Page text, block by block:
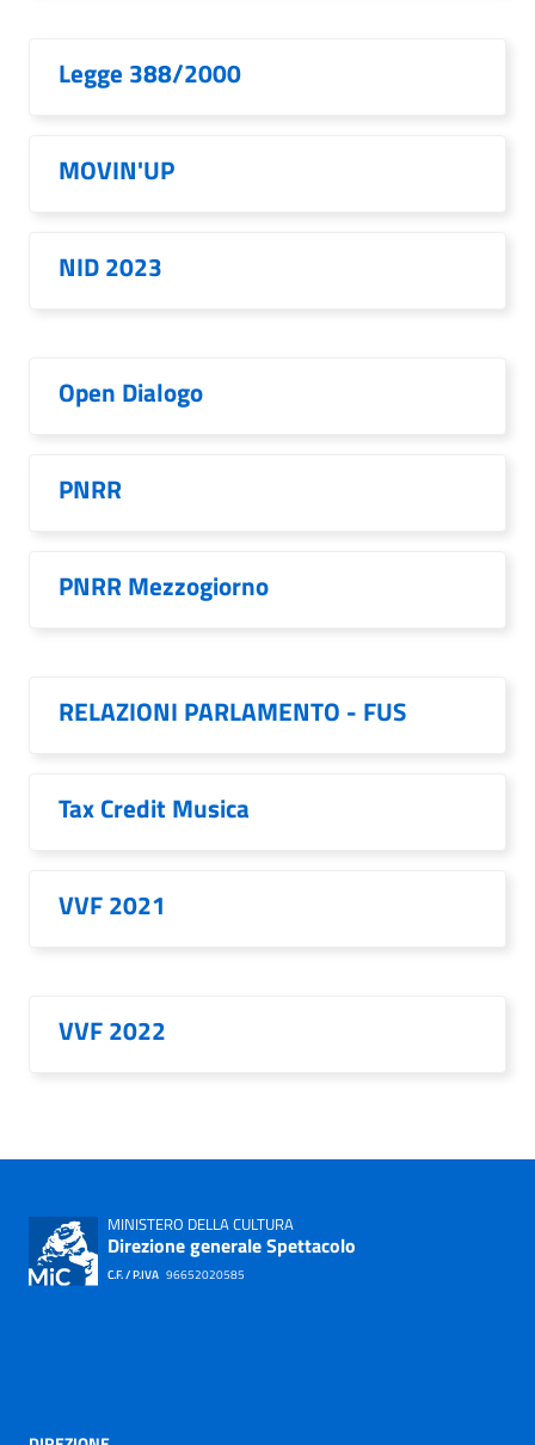
Legge 388/2000
MOVIN'UP
NID 2023
Open Dialogo
PNRR
PNRR Mezzogiorno
RELAZIONI PARLAMENTO - FUS
Tax Credit Musica
VVF 2021
VVF 2022
MINISTERO DELLA CULTURA
Direzione generale Spettacolo
C.F. / P.IVA 96652020585